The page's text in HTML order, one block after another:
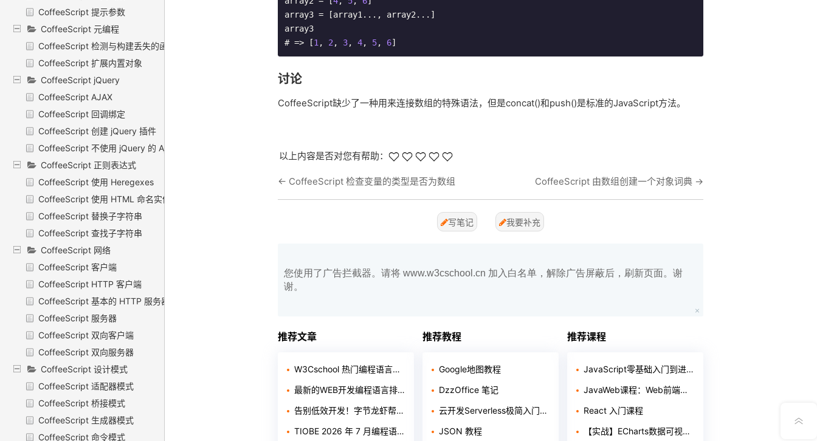
CoffeeScript 提示参数
CoffeeScript 元编程
CoffeeScript 检测与构建丢失的函数
CoffeeScript 扩展内置对象
CoffeeScript jQuery
CoffeeScript AJAX
CoffeeScript 回调绑定
CoffeeScript 创建 jQuery 插件
CoffeeScript 不使用 jQuery 的 Ajax 请求
CoffeeScript 正则表达式
CoffeeScript 使用 Heregexes
CoffeeScript 使用 HTML 命名实体替换 HTML 标签
CoffeeScript 替换子字符串
CoffeeScript 查找子字符串
CoffeeScript 网络
CoffeeScript 客户端
CoffeeScript HTTP 客户端
CoffeeScript 基本的 HTTP 服务器
CoffeeScript 服务器
CoffeeScript 双向客户端
CoffeeScript 双向服务器
CoffeeScript 设计模式
CoffeeScript 适配器模式
CoffeeScript 桥接模式
CoffeeScript 生成器模式
CoffeeScript 命令模式
array3 = [array1..., array2...]
array3
# => [1 , 2 , 3, 4, 5, 6]
讨论
CoffeeScript缺少了一种用来连接数组的特殊语法，但是concat()和push()是标准的JavaScript方法。
以上内容是否对您有帮助：
← CoffeeScript 检查变量的类型是否为数组 CoffeeScript 由数组创建一个对象词典 →
写笔记 我要补充
您使用了广告拦截器。请将 www.w3cschool.cn 加入白名单，解除广告屏蔽后，刷新页面。谢
谢。
推荐文章
W3Cschool 热门编程语言排行榜 2020年 10月 TOP10
最新的WEB开发编程语言排行如何？
告别低效开发！字节龙虾帮开发者效率拉满
TIOBE 2026 年 7 月编程语言榜单出炉：Python 稳居第一，Rust 首进前十
推荐教程
Google地图教程
DzzOffice 笔记
云开发Serverless极简入门手册
JSON 教程
推荐课程
JavaScript零基础入门到进阶
JavaWeb课程：Web前端开发
React 入门课程
【实战】ECharts数据可视化之疫情实时监控展示